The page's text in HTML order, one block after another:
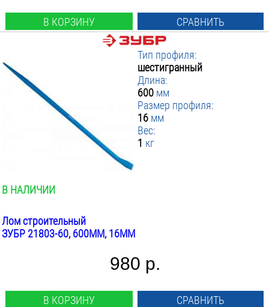
В КОРЗИНУ СРАВНИТЬ
Тип профиля:
шестигранный
Длина:
600 мм
Размер профиля:
16 мм
Вес:
1 кг
В НАЛИЧИИ
Лом строительный
ЗУБР 21803-60, 600ММ, 16ММ
980 р.
В КОРЗИНУ СРАВНИТЬ